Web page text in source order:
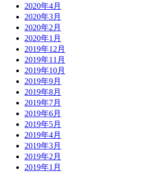
2020年4月
2020年3月
2020年2月
2020年1月
2019年12月
2019年11月
2019年10月
2019年9月
2019年8月
2019年7月
2019年6月
2019年5月
2019年4月
2019年3月
2019年2月
2019年1月